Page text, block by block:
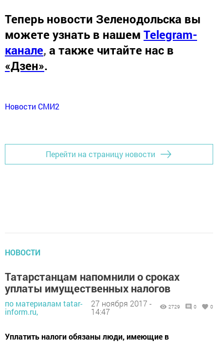
Теперь новости Зеленодольска вы
можете узнать в нашем Telegram-
канале, а также читайте нас в
«Дзен».
Новости СМИ2
Перейти на страницу новости
НОВОСТИ
Татарстанцам напомнили о сроках
уплаты имущественных налогов
по материалам tatar-
inform.ru,
27 ноября 2017 -
14:47
2729 0 0
Уплатить налоги обязаны люди, имеющие в